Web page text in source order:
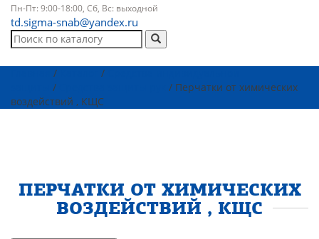
Пн-Пт: 9:00-18:00, Сб, Вс: выходной
td.sigma-snab@yandex.ru
/ /
/
/ Перчатки от химических
воздействий , КЩС
ПЕРЧАТКИ ОТ ХИМИЧЕСКИХ
ВОЗДЕЙСТВИЙ , КЩС